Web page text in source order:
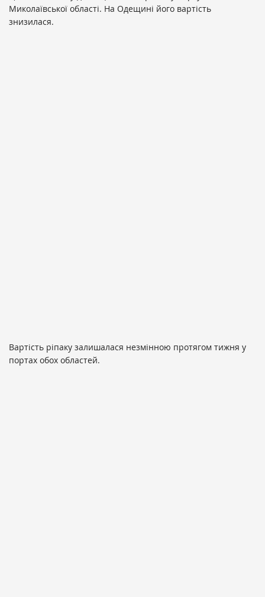
Миколаївської області. На Одещині його вартість
знизилася.
Вартість ріпаку залишалася незмінною протягом тижня у
портах обох областей.